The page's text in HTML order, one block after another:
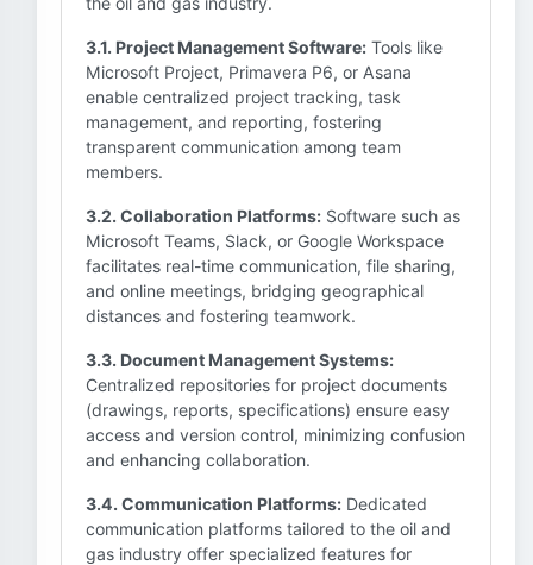
3.1. Project Management Software: Tools like
Microsoft Project, Primavera P6, or Asana
enable centralized project tracking, task
management, and reporting, fostering
transparent communication among team
members.
3.2. Collaboration Platforms: Software such as
Microsoft Teams, Slack, or Google Workspace
facilitates real-time communication, file sharing,
and online meetings, bridging geographical
distances and fostering teamwork.
3.3. Document Management Systems:
Centralized repositories for project documents
(drawings, reports, specifications) ensure easy
access and version control, minimizing confusion
and enhancing collaboration.
3.4. Communication Platforms: Dedicated
communication platforms tailored to the oil and
gas industry offer specialized features for